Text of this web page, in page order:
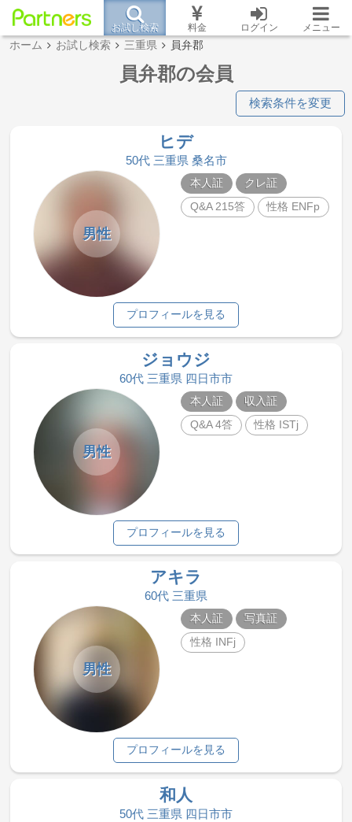
お試し検索 料金 ログイン メニュー
ホーム お試し検索 三重県 員弁郡
員弁郡の会員
検索条件を変更
ヒデ
50代 三重県 桑名市
男性
本人証
クレ証
Q&A 215答
性格 ENFp
プロフィールを見る
ジョウジ
60代 三重県 四日市市
男性
本人証
収入証
Q&A 4答
性格 ISTj
プロフィールを見る
アキラ
60代 三重県
男性
本人証
写真証
性格 INFj
プロフィールを見る
和人
50代 三重県 四日市市